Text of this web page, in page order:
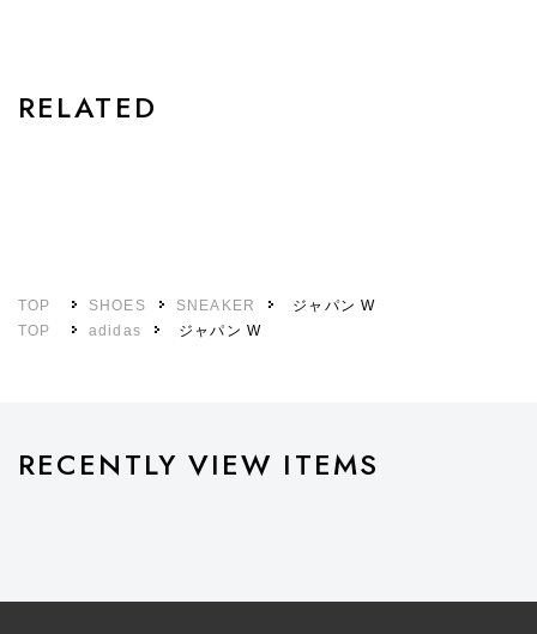
RELATED
TOP SHOES SNEAKER
ジャパン W
TOP
adidas ジャパン W
RECENTLY VIEW ITEMS